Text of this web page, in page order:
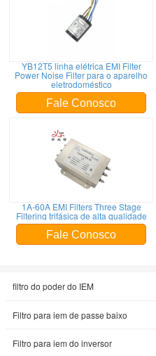
YB12T5 linha elétrica EMI Filter
Power Noise Filter para o aparelho
eletrodoméstico
Fale Conosco
1A-60A EMI Filters Three Stage
Filtering trifásica de alta qualidade
Fale Conosco
filtro do poder do IEM
Filtro para iem de passe baixo
Filtro para iem do inversor